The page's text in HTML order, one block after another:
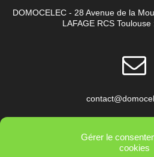
Gérer le
cookies
DOMOCELEC - 28 Avenue de la
LAFAGE RCS